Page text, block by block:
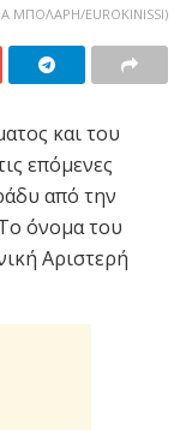
ΜΠΟΛΑΡΗ/EUROKINISSI)
και του
επόμενες
από την
όνομα του
Αριστερή